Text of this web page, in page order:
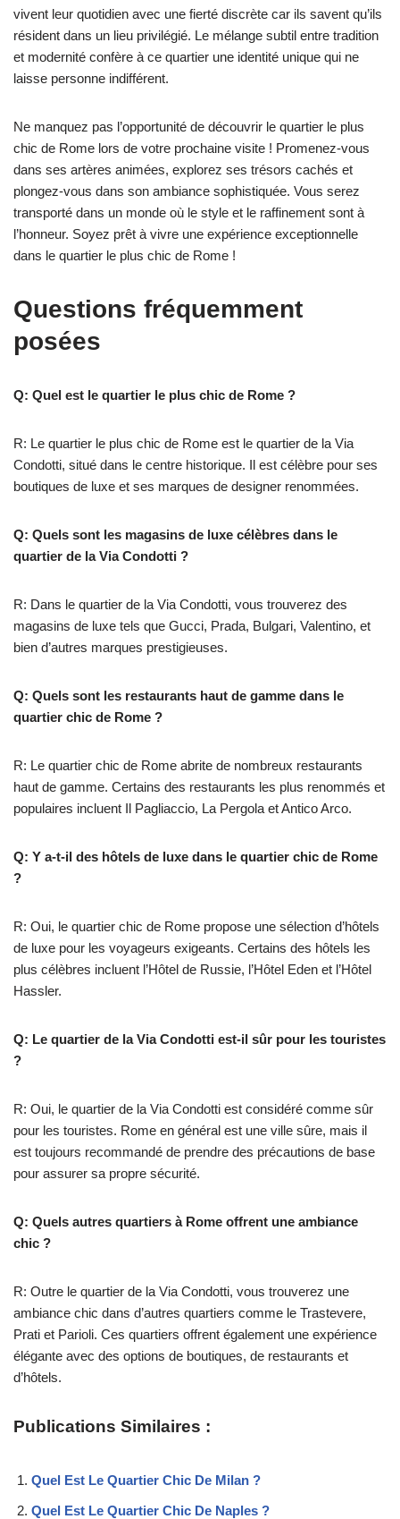
vivent leur quotidien avec une fierté discrète car ils savent qu’ils
résident dans un lieu privilégié. Le mélange subtil entre tradition
et modernité confère à ce quartier une identité unique qui ne
laisse personne indifférent.
Ne manquez pas l’opportunité de découvrir le quartier le plus
chic de Rome lors de votre prochaine visite ! Promenez-vous
dans ses artères animées, explorez ses trésors cachés et
plongez-vous dans son ambiance sophistiquée. Vous serez
transporté dans un monde où le style et le raffinement sont à
l’honneur. Soyez prêt à vivre une expérience exceptionnelle
dans le quartier le plus chic de Rome !
Questions fréquemment
posées
Q: Quel est le quartier le plus chic de Rome ?
R: Le quartier le plus chic de Rome est le quartier de la Via
Condotti, situé dans le centre historique. Il est célèbre pour ses
boutiques de luxe et ses marques de designer renommées.
Q: Quels sont les magasins de luxe célèbres dans le
quartier de la Via Condotti ?
R: Dans le quartier de la Via Condotti, vous trouverez des
magasins de luxe tels que Gucci, Prada, Bulgari, Valentino, et
bien d’autres marques prestigieuses.
Q: Quels sont les restaurants haut de gamme dans le
quartier chic de Rome ?
R: Le quartier chic de Rome abrite de nombreux restaurants
haut de gamme. Certains des restaurants les plus renommés et
populaires incluent Il Pagliaccio, La Pergola et Antico Arco.
Q: Y a-t-il des hôtels de luxe dans le quartier chic de Rome
?
R: Oui, le quartier chic de Rome propose une sélection d’hôtels
de luxe pour les voyageurs exigeants. Certains des hôtels les
plus célèbres incluent l’Hôtel de Russie, l’Hôtel Eden et l’Hôtel
Hassler.
Q: Le quartier de la Via Condotti est-il sûr pour les touristes
?
R: Oui, le quartier de la Via Condotti est considéré comme sûr
pour les touristes. Rome en général est une ville sûre, mais il
est toujours recommandé de prendre des précautions de base
pour assurer sa propre sécurité.
Q: Quels autres quartiers à Rome offrent une ambiance
chic ?
R: Outre le quartier de la Via Condotti, vous trouverez une
ambiance chic dans d’autres quartiers comme le Trastevere,
Prati et Parioli. Ces quartiers offrent également une expérience
élégante avec des options de boutiques, de restaurants et
d’hôtels.
Publications Similaires :
Quel Est Le Quartier Chic De Milan ?
Quel Est Le Quartier Chic De Naples ?